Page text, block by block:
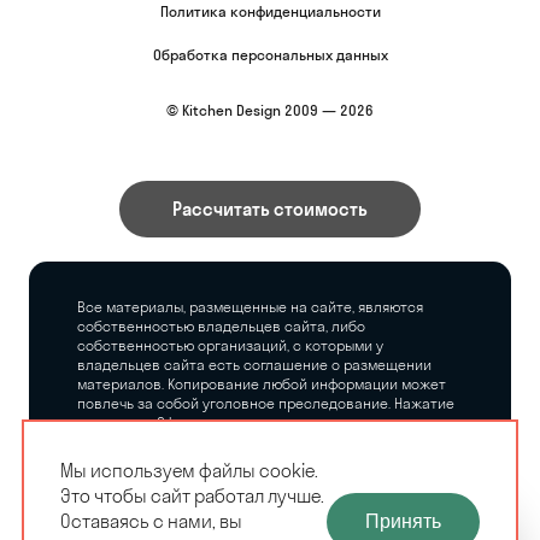
Политика конфиденциальности
Обработка персональных данных
© Kitchen Design 2009 — 2026
Рассчитать стоимость
Все материалы, размещенные на сайте, являются
собственностью владельцев сайта, либо
собственностью организаций, с которыми у
владельцев сайта есть соглашение о размещении
материалов. Копирование любой информации может
повлечь за собой уголовное преследование. Нажатие
на кнопку «Оформить заказ», а также последующее
владельцев сайта никаких обязательств.
ЗАМЕРЩИК-
РАСЧЕТ КУХНИ
Мы используем файлы cookie.
Это чтобы сайт работал лучше.
Оставаясь с нами, вы
Принять